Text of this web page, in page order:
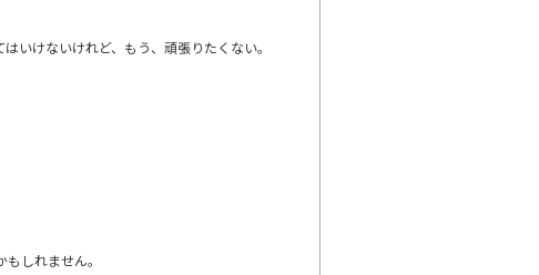
いけないけれど、もう、頑張りたくない。
しれません。